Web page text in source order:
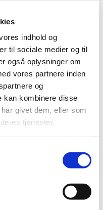
indhold og
til sociale medier og til
også oplysninger om
vores partnere inden
og
kan kombinere disse
givet dem, eller som
tjenester.
18:15
og kvinder, og vi
repertoire.
regel i tre-
Oftest selvfølgelig i
at komme ud og
korleder Jakob
eller 40 26 33